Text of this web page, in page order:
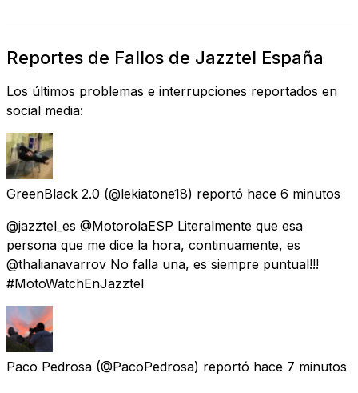
Reportes de Fallos de Jazztel España
Los últimos problemas e interrupciones reportados en
social media:
GreenBlack 2.0 (@lekiatone18) reportó hace 6 minutos
@jazztel_es @MotorolaESP Literalmente que esa
persona que me dice la hora, continuamente, es
@thalianavarrov No falla una, es siempre puntual!!!
#MotoWatchEnJazztel
Paco Pedrosa (@PacoPedrosa) reportó hace 7 minutos